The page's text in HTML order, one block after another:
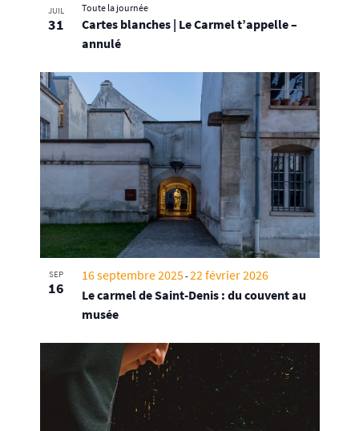
JUIL
31
Cartes blanches | Le Carmel t’appelle –
annulé
Toute la journée
SEP
16
Le carmel de Saint-Denis : du couvent au
musée
16 septembre 2025-22 février 2026